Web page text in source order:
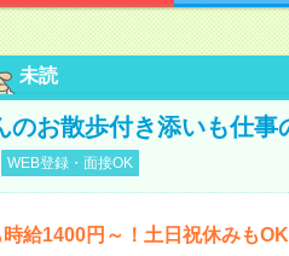
未読
のお散歩付き添いも仕事
WEB登録・面接OK
1400円～！土日祝休みもOK